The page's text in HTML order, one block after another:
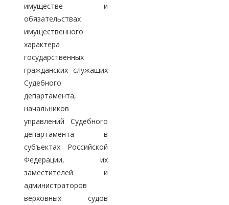
имуществе и
обязательствах
имущественного
характера
государственных
гражданских служащих
Судебного
департамента,
начальников
управлений Судебного
департамента в
субъектах Российской
Федерации, их
заместителей и
администраторов
верховных судов